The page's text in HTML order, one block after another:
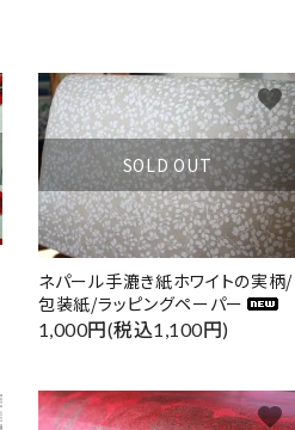
SOLD OUT
ネパール手漉き紙ホワイトの実柄/
包装紙/ラッピングペーパー
1,000円(税込1,100円)
favorite
favorite